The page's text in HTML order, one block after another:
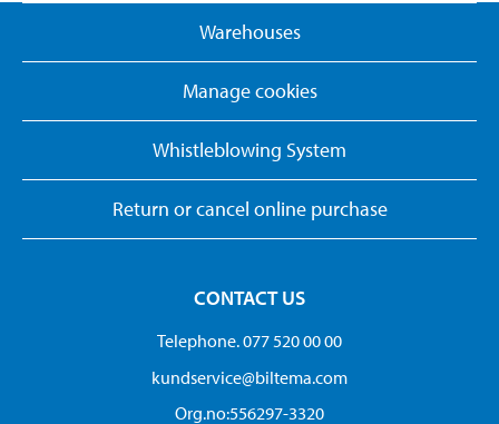
Warehouses
Manage cookies
Whistleblowing System
Return or cancel online purchase
CONTACT US
Telephone. 077 520 00 00
kundservice@biltema.com
Org.no:556297-3320